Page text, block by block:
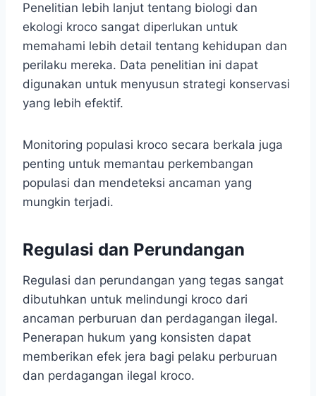
Penelitian lebih lanjut tentang biologi dan
ekologi kroco sangat diperlukan untuk
memahami lebih detail tentang kehidupan dan
perilaku mereka. Data penelitian ini dapat
digunakan untuk menyusun strategi konservasi
yang lebih efektif.
Monitoring populasi kroco secara berkala juga
penting untuk memantau perkembangan
populasi dan mendeteksi ancaman yang
mungkin terjadi.
Regulasi dan Perundangan
Regulasi dan perundangan yang tegas sangat
dibutuhkan untuk melindungi kroco dari
ancaman perburuan dan perdagangan ilegal.
Penerapan hukum yang konsisten dapat
memberikan efek jera bagi pelaku perburuan
dan perdagangan ilegal kroco.